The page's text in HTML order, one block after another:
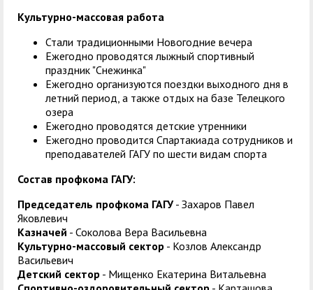
Культурно-массовая работа
Стали традиционными Новогодние вечера
Ежегодно проводятся лыжный спортивный
праздник "Снежинка"
Ежегодно организуются поездки выходного дня в
летний период, а также отдых на базе Телецкого
озера
Ежегодно проводятся детские утренники
Ежегодно проводится Спартакиада сотрудников и
преподавателей ГАГУ по шести видам спорта
Состав профкома ГАГУ:
Председатель профкома ГАГУ- Захаров Павел
Яковлевич
Казначей - Соколова Вера Васильевна
Культурно-массовый сектор - Козлов Александр
Васильевич
Детский сектор - Мищенко Екатерина Витальевна